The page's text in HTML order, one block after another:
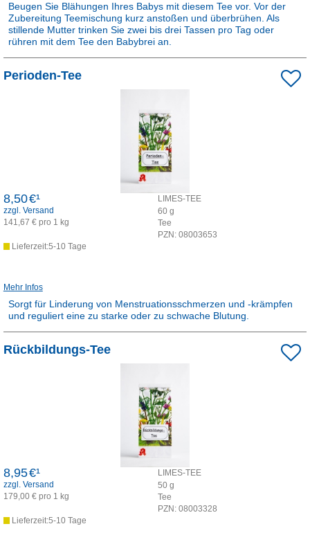
Beugen Sie Blähungen Ihres Babys mit diesem Tee vor. Vor der
Zubereitung Teemischung kurz anstoßen und überbrühen. Als
stillende Mutter trinken Sie zwei bis drei Tassen pro Tag oder
rühren mit dem Tee den Babybrei an.
Dieses Produkt ist apothekenpflichtig und wird in der Apotheke für
Perioden-Tee
LIMES-TEE
60 g
Tee
PZN: 08003653
8,50€¹
zzgl. Versand
141,67 € pro 1 kg
Lieferzeit:5-10 Tage
Mehr Infos
Sorgt für Linderung von Menstruationsschmerzen und -krämpfen
und reguliert eine zu starke oder zu schwache Blutung.
Dieses Produkt ist apothekenpflichtig und wird in der Apotheke für
Rückbildungs-Tee
LIMES-TEE
50 g
Tee
PZN: 08003328
8,95€¹
zzgl. Versand
179,00 € pro 1 kg
Lieferzeit:5-10 Tage